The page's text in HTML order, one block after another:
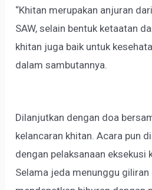
“Khitan merupakan anjuran
SAW, selain bentuk ketaatan
khitan juga baik untuk
dalam sambutannya.
Dilanjutkan dengan doa
kelancaran khitan. Acara pun
dengan pelaksanaan eksekusi
Selama jeda menunggu giliran